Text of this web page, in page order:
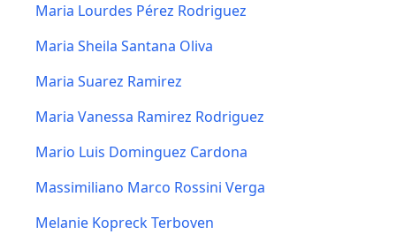
Maria Lourdes Pérez Rodriguez
Maria Sheila Santana Oliva
Maria Suarez Ramirez
Maria Vanessa Ramirez Rodriguez
Mario Luis Dominguez Cardona
Massimiliano Marco Rossini Verga
Melanie Kopreck Terboven